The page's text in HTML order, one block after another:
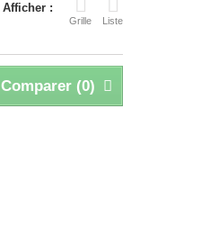
Afficher :
Grille Liste
Comparer (0)